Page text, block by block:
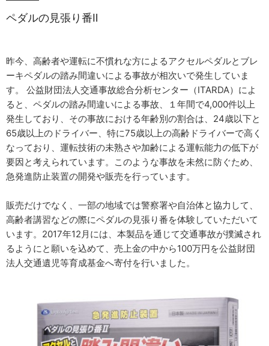
ペダルの見張り番Ⅱ
昨今、高齢者や運転に不慣れな方によるアクセルペダルとブレ
ーキペダルの踏み間違いによる事故が相次いで発生していま
す。 公益財団法人交通事故総合分析センター（ITARDA）によ
ると、ペダルの踏み間違いによる事故、１年間で4,000件以上
発生しており、その事故における年齢別の割合は、24歳以下と
65歳以上のドライバー、特に75歳以上の高齢ドライバーで高く
なっており、運転技術の未熟さや加齢による運転能力の低下が
要因と考えられています。このような事故を未然に防ぐため、
急発進防止装置の開発や販売を行っています。
販売だけでなく、一部の地域では警察署や自治体と協力して、
高齢者講習などの際にペダルの見張り番を体験していただいて
います。2017年12月には、本製品を通じて交通事故が撲滅され
るようにと願いを込めて、売上金の中から100万円を公益財団
法人交通遺児等育成基金へ寄付を行いました。